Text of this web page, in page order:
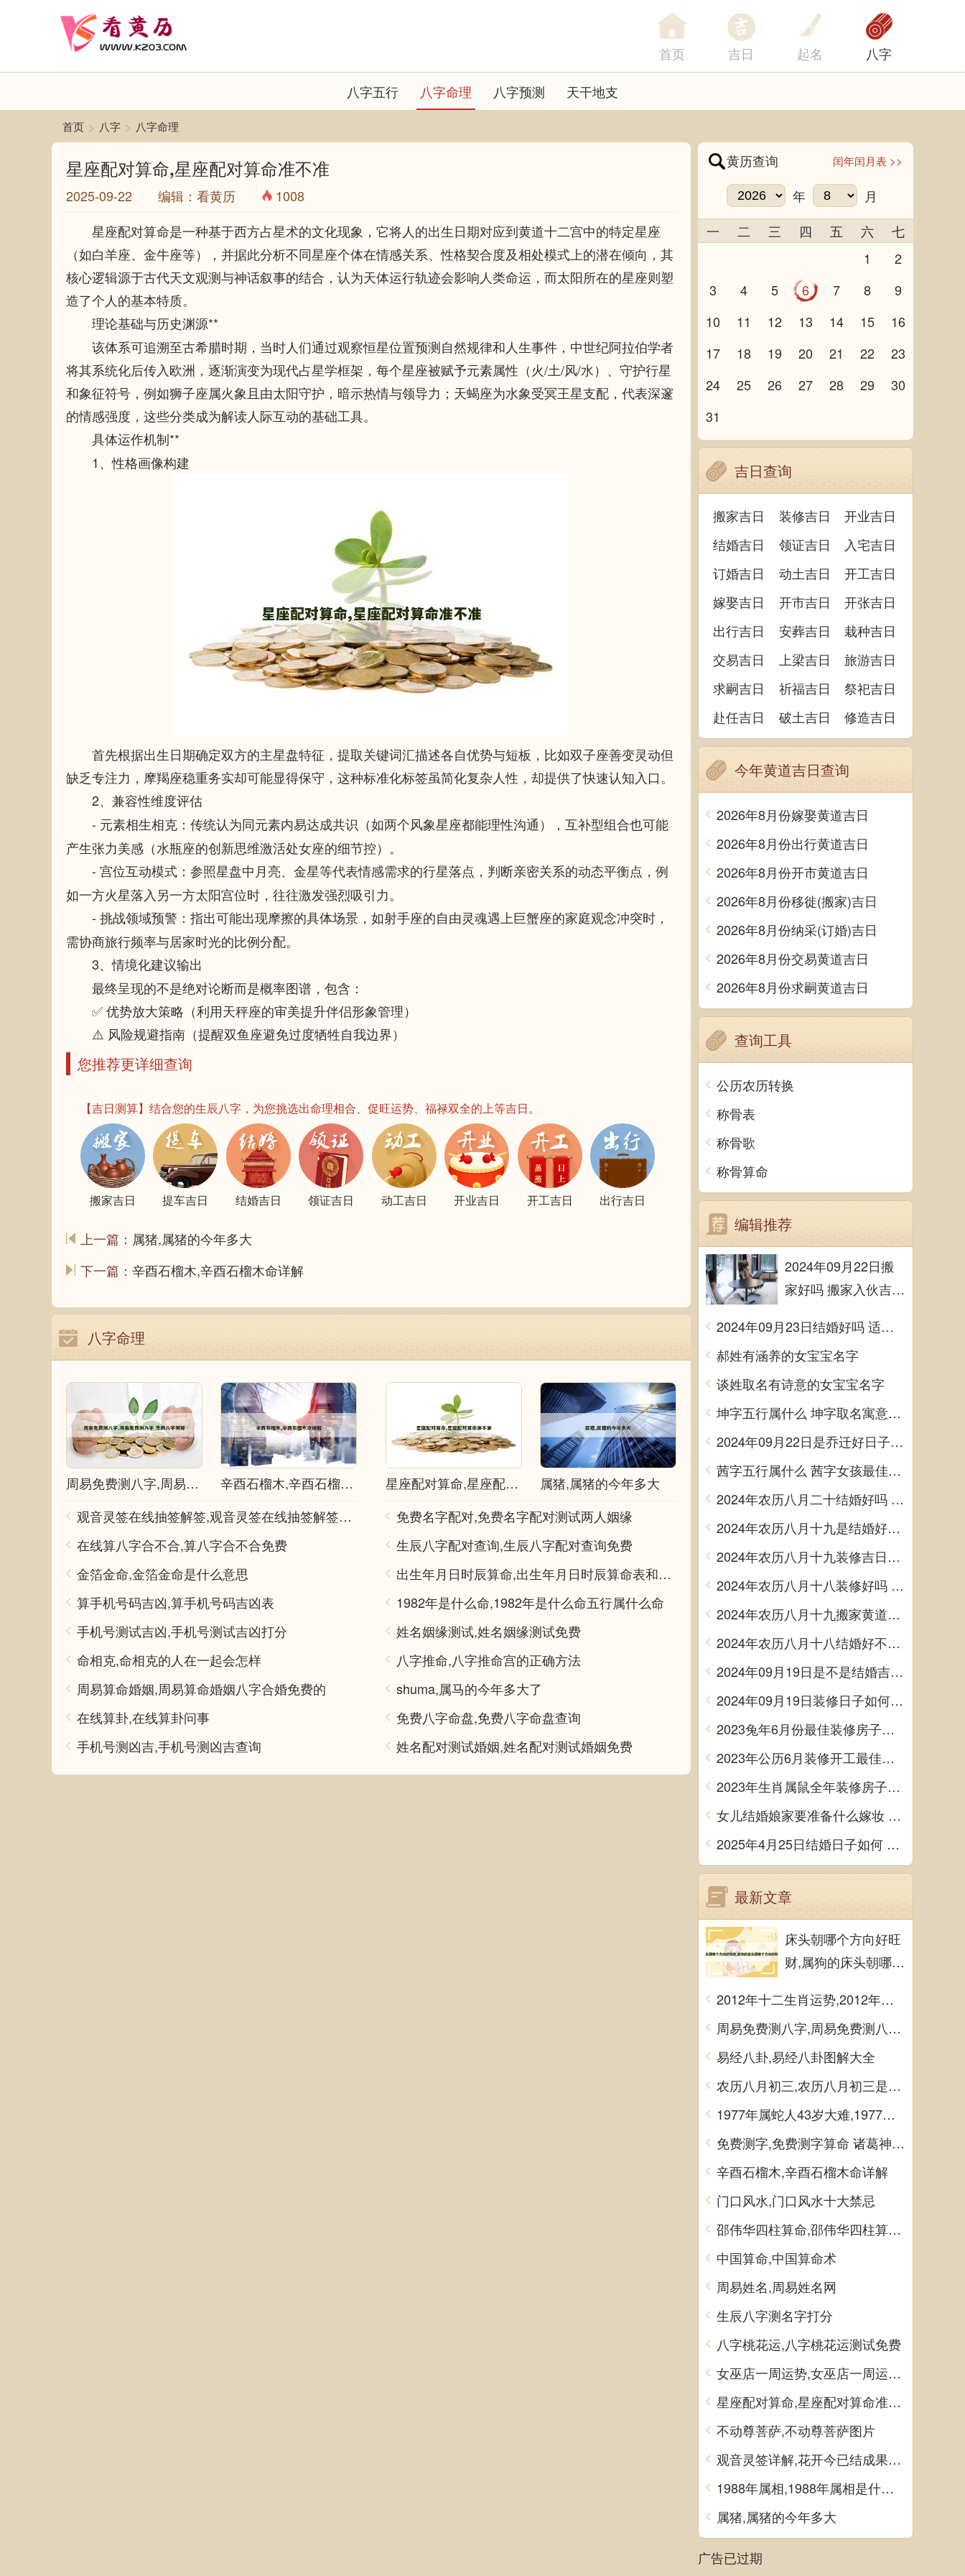
首页 吉日 起名 八字
八字五行 八字命理 八字预测 天干地支
首页 > 八字 > 八字命理
星座配对算命,星座配对算命准不准
2025-09-22 编辑：看黄历
1008
星座配对算命是一种基于西方占星术的文化现象，它将人的出生日期对应到黄道十二宫中的特定星座
（如白羊座、金牛座等），并据此分析不同星座个体在情感关系、性格契合度及相处模式上的潜在倾向，其
核心逻辑源于古代天文观测与神话叙事的结合，认为天体运行轨迹会影响人类命运，而太阳所在的星座则塑
造了个人的基本特质。
理论基础与历史渊源**
该体系可追溯至古希腊时期，当时人们通过观察恒星位置预测自然规律和人生事件，中世纪阿拉伯学者
将其系统化后传入欧洲，逐渐演变为现代占星学框架，每个星座被赋予元素属性（火/土/风/水）、守护行星
和象征符号，例如狮子座属火象且由太阳守护，暗示热情与领导力；天蝎座为水象受冥王星支配，代表深邃
的情感强度，这些分类成为解读人际互动的基础工具。
具体运作机制**
1、性格画像构建
首先根据出生日期确定双方的主星盘特征，提取关键词汇描述各自优势与短板，比如双子座善变灵动但
缺乏专注力，摩羯座稳重务实却可能显得保守，这种标准化标签虽简化复杂人性，却提供了快速认知入口。
2、 兼容性维度评估
- 元素相生相克 ：传统认为同元素内易达成共识（如两个风象星座都能理性沟通），互补型组合也可能
产生张力美感（水瓶座的创新思维激活处女座的细节控）。
- 宫位互动模式 ：参照星盘中月亮、金星等代表情感需求的行星落点，判断亲密关系的动态平衡点，例
如一方火星落入另一方太阳宫位时，往往激发强烈吸引力。
- 挑战领域预警 ：指出可能出现摩擦的具体场景，如射手座的自由灵魂遇上巨蟹座的家庭观念冲突时，
需协商旅行频率与居家时光的比例分配。
3、情境化建议输出
最终呈现的不是绝对论断而是概率图谱，包含：
✅ 优势放大策略（利用天秤座的审美提升伴侣形象管理）
⚠️ 风险规避指南（提醒双鱼座避免过度牺牲自我边界）
您推荐更详细查询
【吉日测算】结合您的生辰八字，为您挑选出命理相合、促旺运势、福禄双全的上等吉日。
搬家吉日 提车吉日 结婚吉日 领证吉日 动工吉日 开业吉日 开工吉日 出行吉日
上一篇： 属猪,属猪的今年多大
下一篇： 辛酉石榴木,辛酉石榴木命详解
八字命理
周易免费测八字,周易免费测八字 生辰八字测算
辛酉石榴木,辛酉石榴木命详解
观音灵签在线抽签解签,观音灵签在线抽签解签每日一签
在线算八字合不合,算八字合不合免费
金箔金命,金箔金命是什么意思
算手机号码吉凶,算手机号码吉凶表
手机号测试吉凶,手机号测试吉凶打分
命相克,命相克的人在一起会怎样
周易算命婚姻,周易算命婚姻八字合婚免费的
在线算卦,在线算卦问事
手机号测凶吉,手机号测凶吉查询
星座配对算命,星座配对算命准不准
属猪,属猪的今年多大
免费名字配对,免费名字配对测试两人姻缘
生辰八字配对查询,生辰八字配对查询免费
出生年月日时辰算命,出生年月日时辰算命表和注解
1982年是什么命,1982年是什么命五行属什么命
姓名姻缘测试,姓名姻缘测试免费
八字推命,八字推命宫的正确方法
shuma,属马的今年多大了
免费八字命盘,免费八字命盘查询
姓名配对测试婚姻,姓名配对测试婚姻免费
黄历查询 闰年闰月表 >>
年
月
一
二 三 四 五 六
七
1
2
3
4 5 6 7 8
9
10
11 12 13 14 15
16
17
18 19 20 21 22
23
24
25 26 27 28 29
30
31
吉日查询
搬家吉日 装修吉日
开业吉日
结婚吉日
领证吉日
入宅吉日
订婚吉日
动土吉日
开工吉日
嫁娶吉日
开市吉日
开张吉日
出行吉日
安葬吉日
栽种吉日
交易吉日
上梁吉日
旅游吉日
求嗣吉日
祈福吉日
祭祀吉日
赴任吉日
破土吉日 修造吉日
今年黄道吉日查询
2026年8月份嫁娶黄道吉日
2026年8月份出行黄道吉日
2026年8月份开市黄道吉日
2026年8月份移徙(搬家)吉日
2026年8月份纳采(订婚)吉日
2026年8月份交易黄道吉日
2026年8月份求嗣黄道吉日
查询工具
公历农历转换
称骨表
称骨歌
称骨算命
编辑推荐
2024年09月22日搬
家好吗 搬家入伙吉利
2024年09月23日结婚好吗 适不适合办喜事
郝姓有涵养的女宝宝名字
谈姓取名有诗意的女宝宝名字
坤字五行属什么 坤字取名寓意男孩
2024年09月22日是乔迁好日子吗 今日入住新居好吗
茜字五行属什么 茜字女孩最佳组合名字
2024年农历八月二十结婚好吗 今日办婚礼好吗
2024年农历八月十九是结婚好日子吗 今日办喜事好吗
2024年农历八月十九装修吉日查询 装潢房子吉利吗
2024年农历八月十八装修好吗 宜装修吉日查询
2024年农历八月十九搬家黄道吉日 是乔迁搬家好日子吗
2024年农历八月十八结婚好不好 办喜事吉利吗
2024年09月19日是不是结婚吉日 今日办喜事好吗
2024年09月19日装修日子如何 今日装潢房子好不好
2023兔年6月份最佳装修房子吉日 2023年6月装修开工吉日
2023年公历6月装修开工最佳日期 6月装修新房最旺黄道吉日
2023年生肖属鼠全年装修房子的大吉日子 开工黄道吉日一览表
女儿结婚娘家要准备什么嫁妆 超全的女方陪嫁清单
2025年4月25日结婚日子如何 是办喜酒好日子吗
最新文章
床头朝哪个方向好旺
财,属狗的床头朝哪个
2012年十二生肖运势,2012年十二生肖运势详解
周易免费测八字,周易免费测八字 生辰八字测算
易经八卦,易经八卦图解大全
农历八月初三,农历八月初三是什么日子
1977年属蛇人43岁大难,1977年属蛇人43岁大难如何化解
免费测字,免费测字算命 诸葛神算测字
辛酉石榴木,辛酉石榴木命详解
门口风水,门口风水十大禁忌
邵伟华四柱算命,邵伟华四柱算命详解
中国算命,中国算命术
周易姓名,周易姓名网
生辰八字测名字打分
八字桃花运,八字桃花运测试免费
女巫店一周运势,女巫店一周运势最新一期
星座配对算命,星座配对算命准不准
不动尊菩萨,不动尊菩萨图片
观音灵签详解,花开今已结成果观音灵签详解
1988年属相,1988年属相是什么生肖多大了
属猪,属猪的今年多大
广告已过期